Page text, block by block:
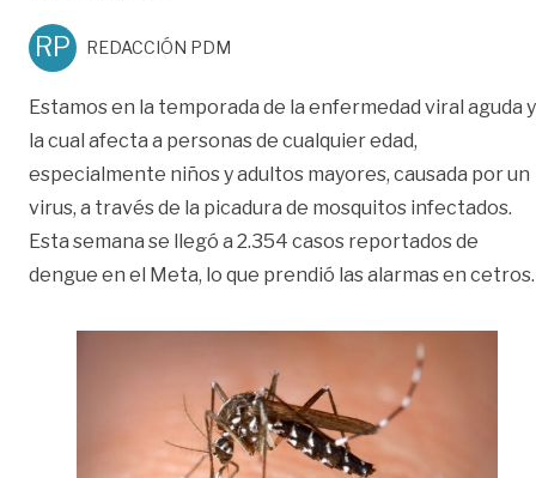
RP REDACCIÓN PDM
Estamos en la temporada de la enfermedad viral aguda y
la cual afecta a personas de cualquier edad,
especialmente niños y adultos mayores, causada por un
virus, a través de la picadura de mosquitos infectados.
Esta semana se llegó a 2.354 casos reportados de
dengue en el Meta, lo que prendió las alarmas en cetros